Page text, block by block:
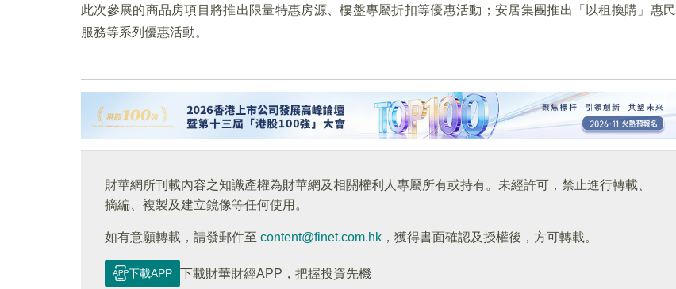
此次參展的商品房項目將推出限量特惠房源、樓盤專屬折扣等優惠活動；安居集團推出「以租換購」惠民
服務等系列優惠活動。
財華網所刊載內容之知識產權為財華網及相關權利人專屬所有或持有。未經許可，禁止進行轉載、
摘編、複製及建立鏡像等任何使用。
如有意願轉載，請發郵件至 content@finet.com.hk ，獲得書面確認及授權後，方可轉載。
下載APP
下載財華財經APP，把握投資先機